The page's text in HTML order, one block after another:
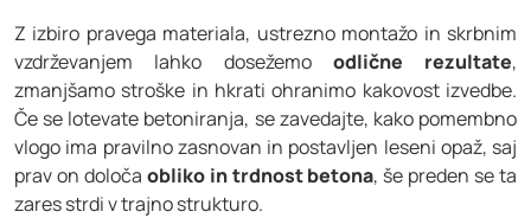
Z izbiro pravega materiala, ustrezno montažo in skrbnim
vzdrževanjem lahko dosežemo odlične rezultate,
zmanjšamo stroške in hkrati ohranimo kakovost izvedbe.
Če se lotevate betoniranja, se zavedajte, kako pomembno
vlogo ima pravilno zasnovan in postavljen leseni opaž, saj
prav on določa obliko in trdnost betona, še preden se ta
zares strdi v trajno strukturo.